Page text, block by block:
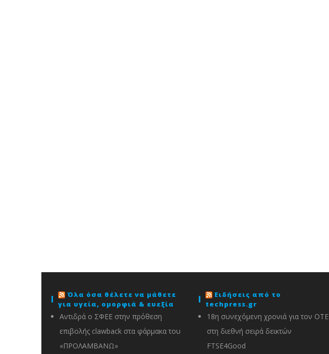
Όλα όσα θέλετε να μάθετε
για υγεία, ομορφιά & ευεξία
Αντιδρά ο ΣΦΕΕ στην πρόθεση
επιβολής clawback στα φάρμακα του
«ΠΡΟΛΑΜΒΑΝΩ»
Ειδήσεις από το
techpress.gr
18η συνεχόμενη χρονιά για τον ΟΤΕ
στη διεθνή σειρά δεικτών
FTSE4Good